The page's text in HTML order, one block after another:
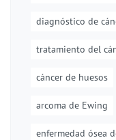
diagnóstico de
tratamiento del
cáncer de huesos
arcoma de Ewing
enfermedad ósea